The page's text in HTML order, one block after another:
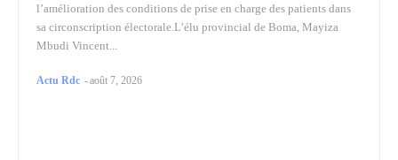
l’amélioration des conditions de prise en charge des patients dans
sa circonscription électorale.L’élu provincial de Boma, Mayiza
Mbudi Vincent...
Actu Rdc -août 7, 2026